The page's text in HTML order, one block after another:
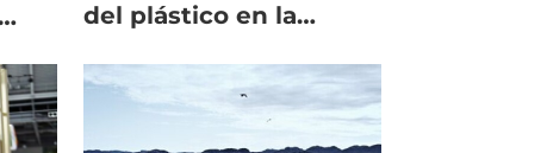
del plástico en la